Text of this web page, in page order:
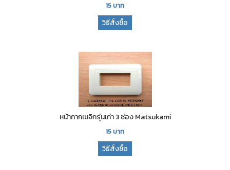
15บาท
วิธีสั่งซื้อ
หน้ากากเมจิกรุ่นเก่า 3 ช่อง Matsukami
15บาท
วิธีสั่งซื้อ